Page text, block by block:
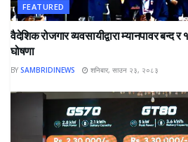
FEATURED
वैदेशिक रोजगार व्यवसायीद्वारा म्यानपावर
घोषणा
BY SAMBRIDINEWS शनिबार, साउन २३, २०८३